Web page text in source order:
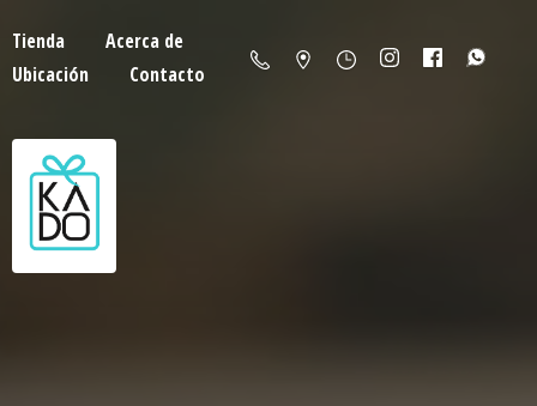
Tienda
Acerca de
Ubicación
Contacto